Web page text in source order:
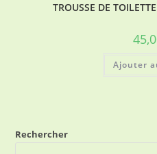
TROUSSE DE
Ajouter
Rechercher